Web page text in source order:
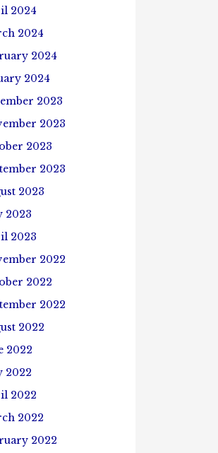
2024
2024
2024
2024
2023
2023
2023
2023
2023
2023
2023
2022
2022
2022
2022
2022
2022
2022
2022
2022